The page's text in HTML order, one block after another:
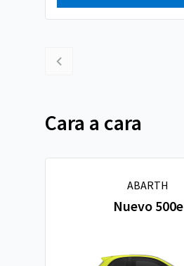
Cara a cara
ABARTH
Nuevo 500e